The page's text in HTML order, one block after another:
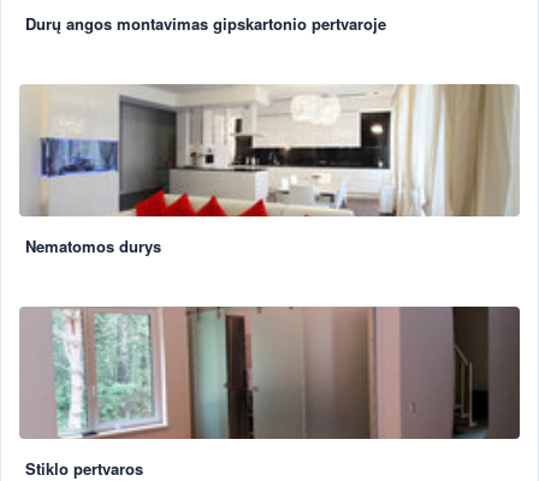
Durų angos montavimas gipskartonio pertvaroje
Nematomos durys
Stiklo pertvaros